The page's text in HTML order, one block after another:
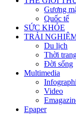
Gương
Quốc tế
SỨC KHỎE
TRẢI
Du lịch
Thời
Đời sống
Multimedia
Video
Epaper